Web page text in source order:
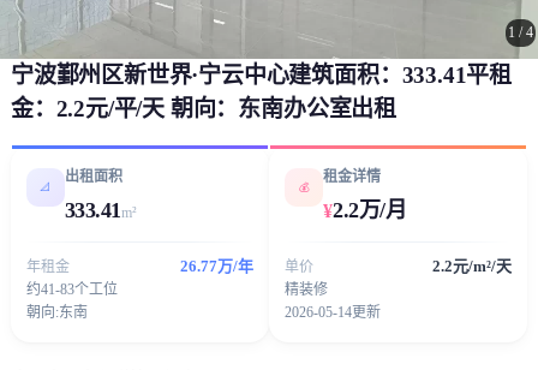
1 /4
宁波鄞州区新世界·宁云中心建筑面积：333.41平租
金：2.2元/平/天 朝向：东南办公室出租
📐
出租面积
333.41m²
年租金 26.77万/年
约41-83个工位
朝向:东南
💰
租金详情
¥2.2万/月
单价 2.2元/m²/天
精装修
2026-05-14更新